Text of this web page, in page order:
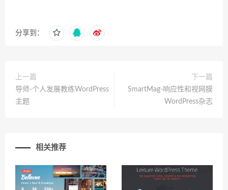
分享到：
上一篇
导师-个人发展教练WordPress
主题
下一篇
SmartMag-响应性和视网膜
WordPress杂志
相关推荐